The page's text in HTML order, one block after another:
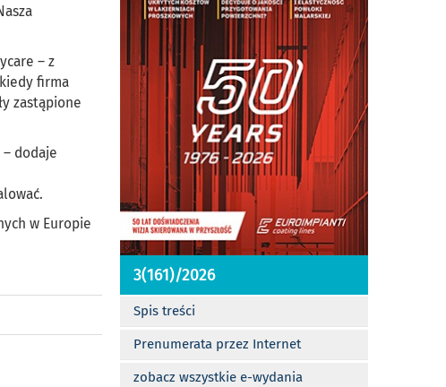
– z
firma
zastąpione
– dodaje
w Europie
3(161)/2026
Spis treści
Prenumerata przez Internet
zobacz wszystkie e-wydania